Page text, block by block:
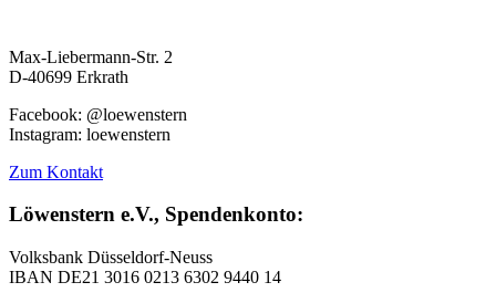
Max-Liebermann-Str. 2
D-40699 Erkrath
Facebook: @loewenstern
Instagram: loewenstern
Zum Kontakt
Löwenstern e.V., Spendenkonto:
Volksbank Düsseldorf-Neuss
IBAN DE21 3016 0213 6302 9440 14